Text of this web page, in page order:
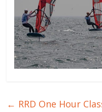
← RRD One Hour